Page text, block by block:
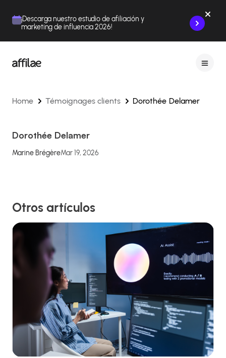
¡Descarga nuestro estudio de afiliación y
marketing de influencia 2026!
Home Témoignages clients Dorothée Delamer
Dorothée Delamer
Marine BrégèreMar 19, 2026
Otros artículos